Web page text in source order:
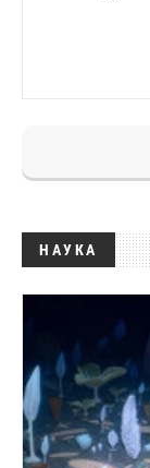
НАУКА